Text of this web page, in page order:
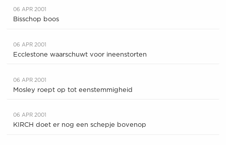
06 APR 2001
Bisschop boos
06 APR 2001
Ecclestone waarschuwt voor ineenstorten
06 APR 2001
Mosley roept op tot eenstemmigheid
06 APR 2001
KIRCH doet er nog een schepje bovenop